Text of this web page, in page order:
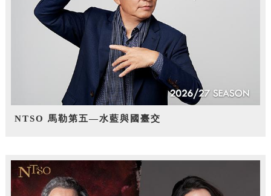
NTSO 馬勒第五—水藍與國臺交